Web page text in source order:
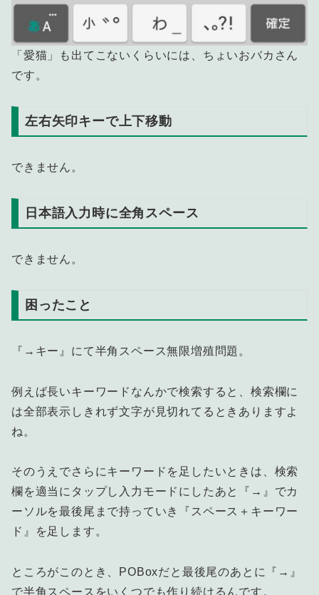
「愛猫」も出てこないくらいには、ちょいおバカさん
です。
左右矢印キーで上下移動
できません。
日本語入力時に全角スペース
できません。
困ったこと
『→キー』にて半角スペース無限増殖問題。
例えば長いキーワードなんかで検索すると、検索欄に
は全部表示しきれず文字が見切れてるときありますよ
ね。
そのうえでさらにキーワードを足したいときは、検索
欄を適当にタップし入力モードにしたあと『→』でカ
ーソルを最後尾まで持っていき『スペース＋キーワー
ド』を足します。
ところがこのとき、POBoxだと最後尾のあとに『→』
で半角スペースをいくつでも作り続けるんです。